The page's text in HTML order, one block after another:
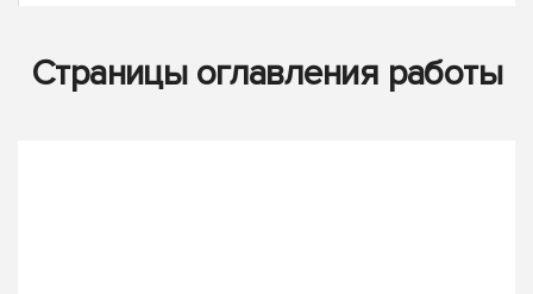
Страницы оглавления работы